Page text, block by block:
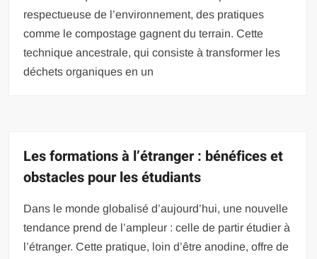
respectueuse de l’environnement, des pratiques
comme le compostage gagnent du terrain. Cette
technique ancestrale, qui consiste à transformer les
déchets organiques en un
Les formations à l’étranger : bénéfices et
obstacles pour les étudiants
Dans le monde globalisé d’aujourd’hui, une nouvelle
tendance prend de l’ampleur : celle de partir étudier à
l’étranger. Cette pratique, loin d’être anodine, offre de